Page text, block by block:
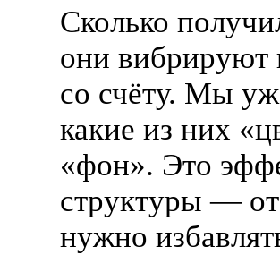
Сколько
они вибрируют
со счёту. Мы
какие из них
«фон». Это
структуры — от
нужно